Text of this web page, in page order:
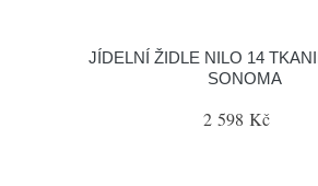
JÍDELNÍ ŽIDLE NILO 14
SONOMA
2 598 Kč